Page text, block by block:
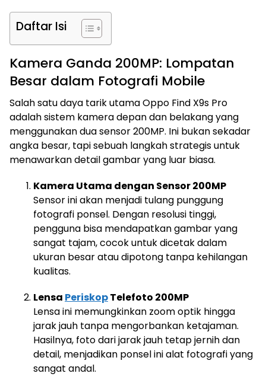
Daftar Isi
Kamera Ganda 200MP: Lompatan
Besar dalam Fotografi Mobile
Salah satu daya tarik utama Oppo Find X9s Pro
adalah sistem kamera depan dan belakang yang
menggunakan dua sensor 200MP. Ini bukan sekadar
angka besar, tapi sebuah langkah strategis untuk
menawarkan detail gambar yang luar biasa.
Kamera Utama dengan Sensor 200MP
Sensor ini akan menjadi tulang punggung
fotografi ponsel. Dengan resolusi tinggi,
pengguna bisa mendapatkan gambar yang
sangat tajam, cocok untuk dicetak dalam
ukuran besar atau dipotong tanpa kehilangan
kualitas.
Lensa PeriskopTelefoto 200MP
Lensa ini memungkinkan zoom optik hingga
jarak jauh tanpa mengorbankan ketajaman.
Hasilnya, foto dari jarak jauh tetap jernih dan
detail, menjadikan ponsel ini alat fotografi yang
sangat andal.